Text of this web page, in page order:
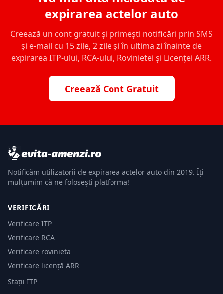
expirarea actelor auto
Creează un cont gratuit și primești notificări prin SMS
și e-mail cu 15 zile, 2 zile și în ultima zi înainte de
expirarea ITP-ului, RCA-ului, Rovinietei și Licenței ARR.
Creează Cont Gratuit
Notificăm utilizatorii de expirarea actelor auto din 2019. Îți
mulțumim că ne folosești platforma!
VERIFICĂRI
Verificare ITP
Verificare RCA
Verificare rovinieta
Verificare licență ARR
Stații ITP